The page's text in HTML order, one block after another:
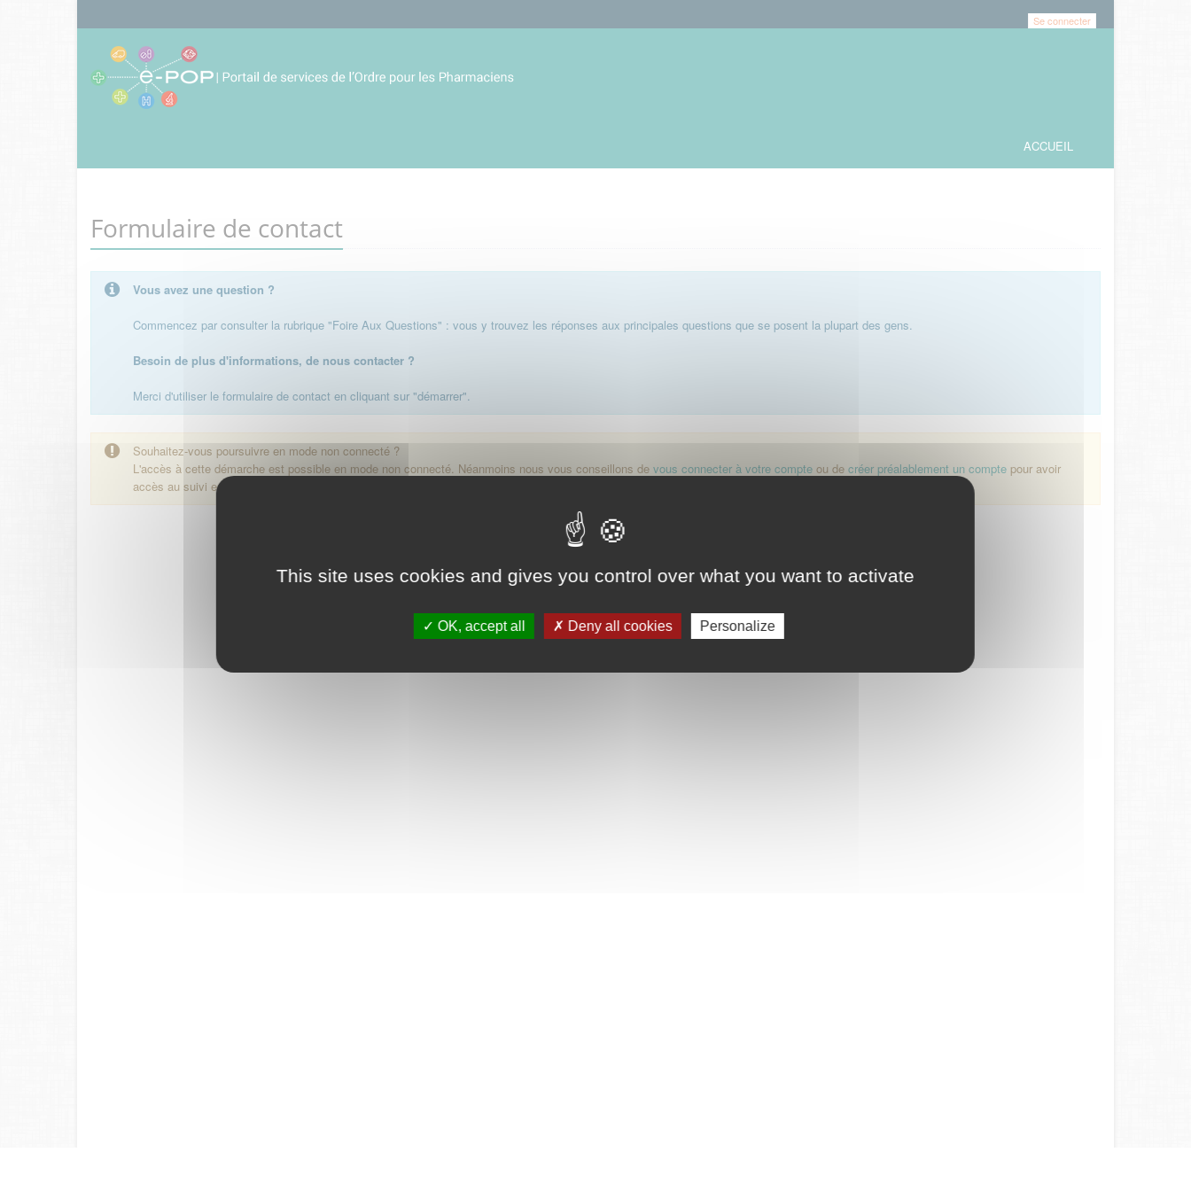
This site uses cookies and gives you control over what you want to activate
OK, accept all Deny all cookies Personalize
Se connecter
ACCUEIL
Formulaire de contact
Vous avez une question ?
Commencez par consulter la rubrique "Foire Aux Questions" : vous y trouvez les réponses aux principales questions que se posent la plupart des gens.
Besoin de plus d'informations, de nous contacter ?
Merci d'utiliser le formulaire de contact en cliquant sur "démarrer".
Souhaitez-vous poursuivre en mode non connecté ?
L'accès à cette démarche est possible en mode non connecté. Néanmoins nous vous conseillons de vous connecter à votre compte ou de créer préalablement un compte pour avoir
accès au suivi en ligne de la démarche.
Démarrer